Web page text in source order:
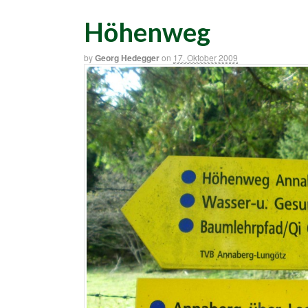
Höhenweg
byGeorg Hedeggeron 17. Oktober 2009